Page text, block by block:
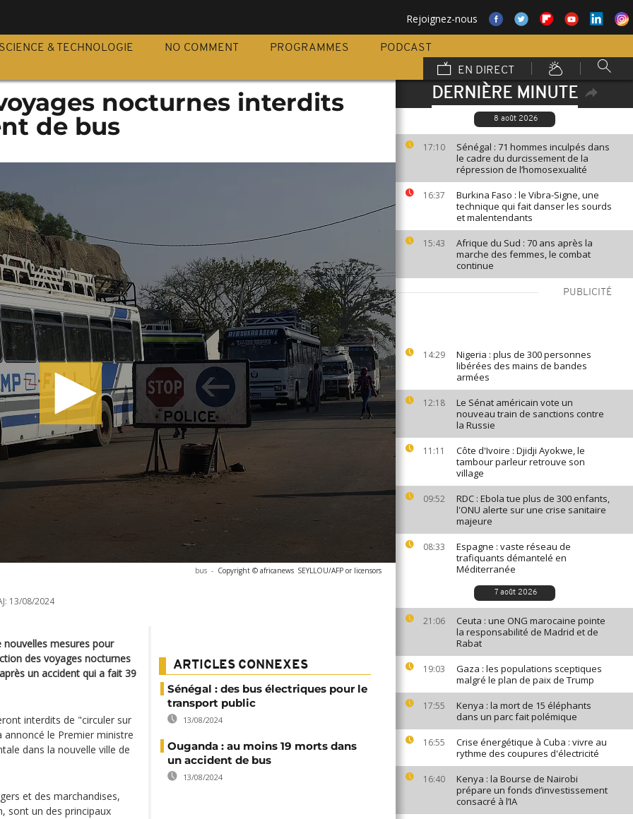
Rejoignez-nous
SCIENCE & TECHNOLOGIE NO COMMENT PROGRAMMES
PODCAST
EN DIRECT
DERNIÈRE MINUTE
8 août 2026
17:10
Sénégal : 71 hommes inculpés dans
le cadre du durcissement de la
répression de l’homosexualité
16:37
Burkina Faso : le Vibra-Signe, une
technique qui fait danser les sourds
et malentendants
15:43
Afrique du Sud : 70 ans après la
marche des femmes, le combat
continue
PUBLICITÉ
14:29
Nigeria : plus de 300 personnes
libérées des mains de bandes
armées
12:18
Le Sénat américain vote un
nouveau train de sanctions contre
la Russie
11:11
Côte d'Ivoire : Djidji Ayokwe, le
tambour parleur retrouve son
village
09:52
RDC : Ebola tue plus de 300 enfants,
l'ONU alerte sur une crise sanitaire
majeure
08:33
Espagne : vaste réseau de
trafiquants démantelé en
Méditerranée
7 août 2026
21:06
Ceuta : une ONG marocaine pointe
la responsabilité de Madrid et de
Rabat
19:03
Gaza : les populations sceptiques
malgré le plan de paix de Trump
17:55
Kenya : la mort de 15 éléphants
dans un parc fait polémique
16:55
Crise énergétique à Cuba : vivre au
rythme des coupures d'électricité
16:40
Kenya : la Bourse de Nairobi
prépare un fonds d’investissement
consacré à l’IA
nocturnes interdits
de bus
bus - Copyright © africanews SEYLLOU/AFP or licensors
13/08/2024
mesures pour
des voyages nocturnes
un accident qui a fait 39
interdits de "circuler sur
le Premier ministre
dans la nouvelle ville de
et des marchandises,
sont un des principaux
ARTICLES CONNEXES
Sénégal : des bus électriques pour le
transport public
13/08/2024
Ouganda : au moins 19 morts dans
un accident de bus
13/08/2024